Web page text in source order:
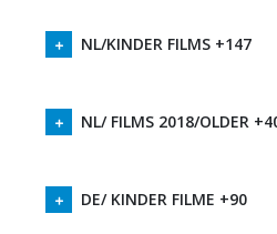
NL/KINDER FILMS +147
NL/ FILMS 2018/OLDER
DE/ KINDER FILME +90